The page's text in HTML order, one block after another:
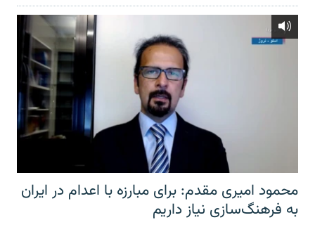
محمود امیری مقدم: برای مبارزه با اعدام در ایران
به فرهنگ‌سازی نیاز داریم